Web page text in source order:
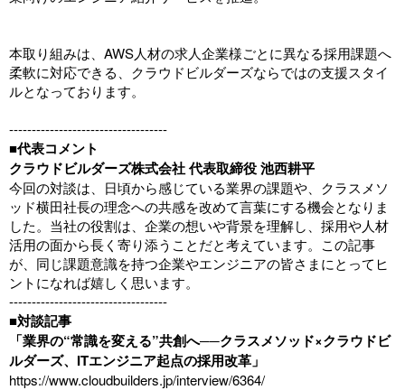
本取り組みは、AWS人材の求人企業様ごとに異なる採用課題へ
柔軟に対応できる、クラウドビルダーズならではの支援スタイ
ルとなっております。
-----------------------------------
■代表コメント
クラウドビルダーズ株式会社 代表取締役 池西耕平
今回の対談は、日頃から感じている業界の課題や、クラスメソ
ッド横田社長の理念への共感を改めて言葉にする機会となりま
した。当社の役割は、企業の想いや背景を理解し、採用や人材
活用の面から長く寄り添うことだと考えています。この記事
が、同じ課題意識を持つ企業やエンジニアの皆さまにとってヒ
ントになれば嬉しく思います。
-----------------------------------
■対談記事
「業界の“常識を変える”共創へ──クラスメソッド×クラウドビ
ルダーズ、ITエンジニア起点の採用改革」
https://www.cloudbuilders.jp/interview/6364/